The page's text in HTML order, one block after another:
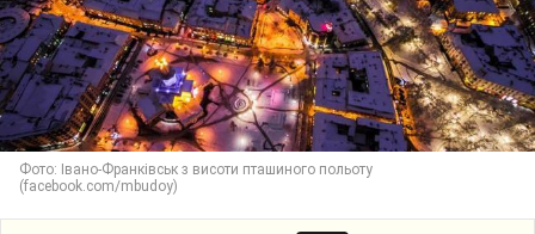
Фото: Івано-Франківськ з висоти пташиного польоту
(facebook.com/mbudoy)